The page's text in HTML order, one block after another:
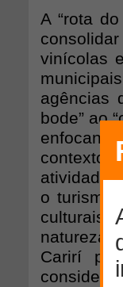
A “rota
vinícolas
agências
bode” ao
contexto
atividade
o turismo
natureza
Carirí